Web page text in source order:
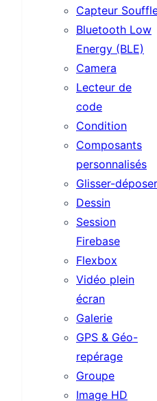
Capteur
Bluetooth Low
Energy (BLE)
Camera
Lecteur de
code
Condition
Composants
personnalisés
Glisser-déposer
Dessin
Session
Firebase
Flexbox
Vidéo plein
écran
Galerie
GPS & Géo-
repérage
Groupe
Image HD